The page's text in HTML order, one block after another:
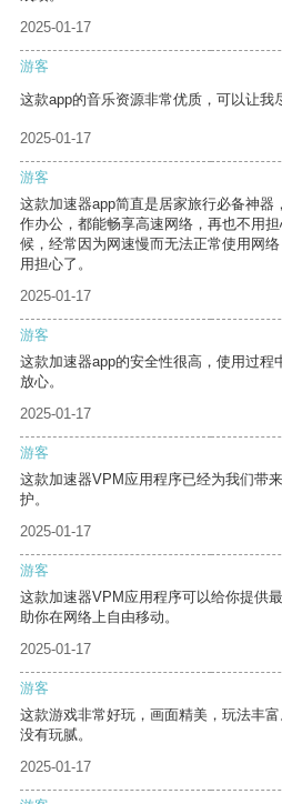
2025-01-17
游客
这款app的音乐资源非常优质，可以让我
2025-01-17
游客
这款加速器app简直是居家旅行必备神器
作办公，都能畅享高速网络，再也不用
候，经常因为网速慢而无法正常使用网
用担心了。
2025-01-17
游客
这款加速器app的安全性很高，使用过程
放心。
2025-01-17
游客
这款加速器VPM应用程序已经为我们带
护。
2025-01-17
游客
这款加速器VPM应用程序可以给你提供
助你在网络上自由移动。
2025-01-17
游客
这款游戏非常好玩，画面精美，玩法丰
没有玩腻。
2025-01-17